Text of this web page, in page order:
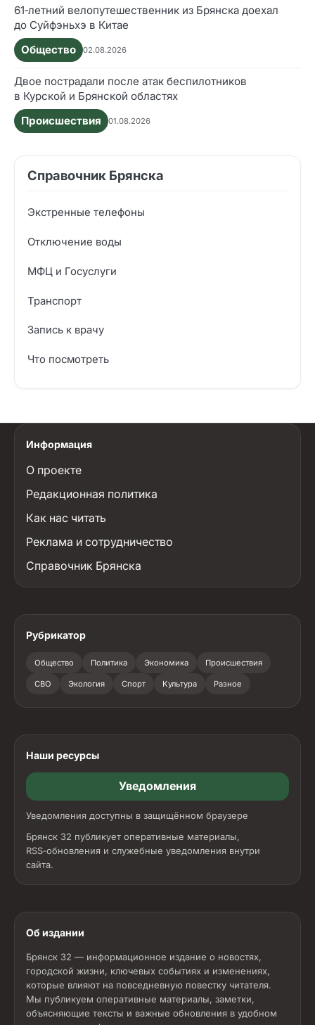
61‑летний велопутешественник из Брянска доехал
до Суйфэньхэ в Китае
Общество
02.08.2026
Двое пострадали после атак беспилотников
в Курской и Брянской областях
Происшествия
01.08.2026
Справочник Брянска
Экстренные телефоны
Отключение воды
МФЦ и Госуслуги
Транспорт
Запись к врачу
Что посмотреть
Информация
О проекте
Редакционная политика
Как нас читать
Реклама и сотрудничество
Справочник Брянска
Рубрикатор
Общество Политика Экономика Происшествия
СВО Экология Спорт Культура Разное
Наши ресурсы
Уведомления
Уведомления доступны в защищённом браузере
Брянск 32 публикует оперативные материалы,
RSS‑обновления и служебные уведомления внутри
сайта.
Об издании
Брянск 32 — информационное издание о новостях,
городской жизни, ключевых событиях и изменениях,
которые влияют на повседневную повестку читателя.
Мы публикуем оперативные материалы, заметки,
объясняющие тексты и важные обновления в удобном